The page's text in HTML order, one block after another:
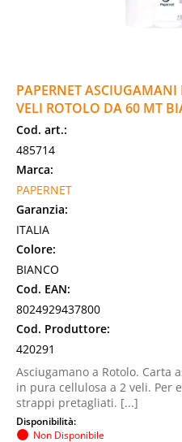
PAPERNET
VELI ROTOLO DA 60 MT
Cod. art.:
485714
Marca:
PAPERNET
Garanzia:
ITALIA
Colore:
BIANCO
Cod. EAN:
8024929437800
Cod. Produttore:
420291
Asciugamano a Rotolo. Carta
in pura cellulosa a 2 veli. Per
strappi pretagliati. [...]
Disponibilità:
Non Disponibile